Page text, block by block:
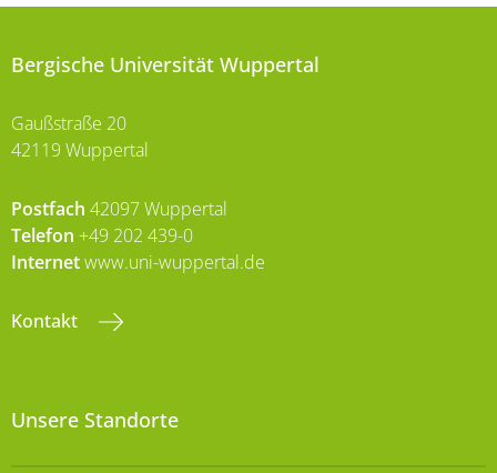
Bergische Universität Wuppertal
Gaußstraße 20
42119 Wuppertal
Postfach 42097 Wuppertal
Telefon +49 202 439-0
Internetwww.uni-wuppertal.de
Kontakt
Unsere Standorte